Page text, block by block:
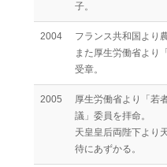
子。
2004
フランス共和国より
また厚生労働省より
受章。
2005
厚生労働省より「若
議」委員を拝命。
天皇皇后両陛下より
待にあずかる。